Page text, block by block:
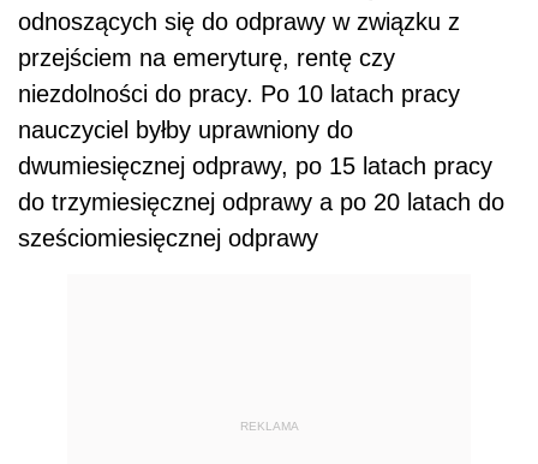
odnoszących się do odprawy w związku z
przejściem na emeryturę, rentę czy
niezdolności do pracy. Po 10 latach pracy
nauczyciel byłby uprawniony do
dwumiesięcznej odprawy, po 15 latach pracy
do trzymiesięcznej odprawy a po 20 latach do
sześciomiesięcznej odprawy
REKLAMA